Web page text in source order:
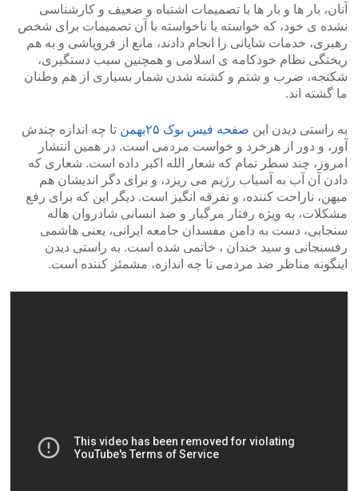
آنان، بار ها و بار ها با تصمیمات اشتباه و ضعیف و کارشناسی
نشده ی خود، که خواسته یا ناخواسته با آن تصمیمات برای شخص
رهبری، خدمات شایانی را انجام دادند، مانع از فروپاشی و به هم
ریختگی نظام خودکامه ی اسلامی و همچنین سبب دستگیری،
شکنجه، ضرب و شتم و کشته شدن شمار بسیاری از هم وطنان
ما گشته اند.
به راستی دیدن این صفحه فیس بوک ۲۵بهمن
تا چه اندازه چندش
آور، و دور از هرخرد و خواست مردمی است. در همین انتشار
امروز، چند سطر تمام که شعار الله اکبر داده است. شعاری که
دادن آن آب به آسیاب رژیم می ریزد، و برای دگر اندیشان هم
میهن، ناراحت کننده، و تفرقه انگیز است. دیگر این که برای رفع
مشکلات، به ویژه رفتار مرگبار و ضد انسانی شادروان هاله
سنجابی، دست به دامن مفسدان جامعه ایرانی، یعنی هاشمی
رفسنجانی و سید خندان ، خاتمی شده است. به راستی دیدن
اینگونه مناظر ضد مردمی تا چه اندازه، مشمئز کننده است.